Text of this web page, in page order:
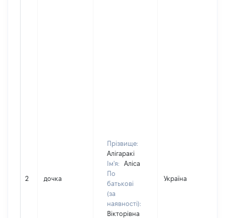
2 дочка
Прізвище:
Алігаракі
Ім'я:
Аліса
По
батькові
(за
наявності):
Вікторівна
Україна